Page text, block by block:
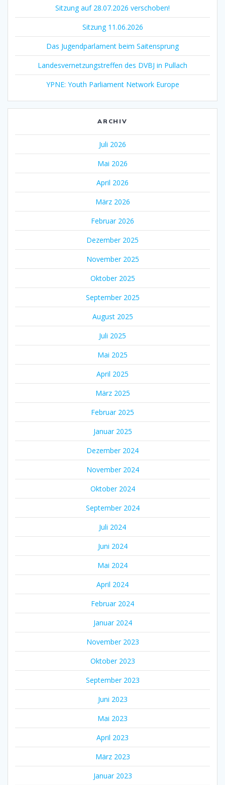
Sitzung auf 28.07.2026 verschoben!
Sitzung 11.06.2026
Das Jugendparlament beim Saitensprung
Landesvernetzungstreffen des DVBJ in Pullach
YPNE: Youth Parliament Network Europe
ARCHIV
Juli 2026
Mai 2026
April 2026
März 2026
Februar 2026
Dezember 2025
November 2025
Oktober 2025
September 2025
August 2025
Juli 2025
Mai 2025
April 2025
März 2025
Februar 2025
Januar 2025
Dezember 2024
November 2024
Oktober 2024
September 2024
Juli 2024
Juni 2024
Mai 2024
April 2024
Februar 2024
Januar 2024
November 2023
Oktober 2023
September 2023
Juni 2023
Mai 2023
April 2023
März 2023
Januar 2023